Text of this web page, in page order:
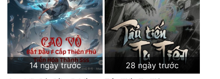
14 ngày trước
28 ngày trước